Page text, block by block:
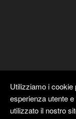
Utilizziamo i cookie
esperienza utente
utilizzato il nostro